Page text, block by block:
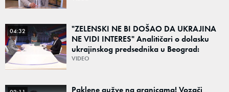
04:32
"ZELENSKI NE BI DOŠAO DA UKRAJINA
NE VIDI INTERES" Analitičari o dolasku
ukrajinskog predsednika u Beograd:
"Srbija može da razgovara sa svima"
VIDEO
Paklene gužve na granicama! Vozači